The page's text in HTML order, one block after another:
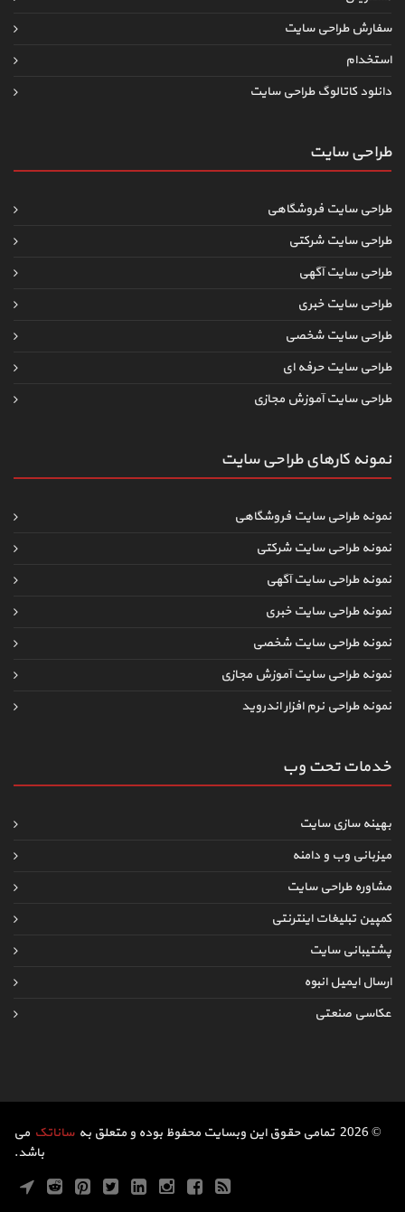
سفارش طراحی سایت
استخدام
دانلود کاتالوگ طراحی سایت
طراحی سایت
طراحی سایت فروشگاهی
طراحی سایت شرکتی
طراحی سایت آگهی
طراحی سایت خبری
طراحی سایت شخصی
طراحی سایت حرفه ای
طراحی سایت آموزش مجازی
نمونه کارهای طراحی سایت
نمونه طراحی سایت فروشگاهی
نمونه طراحی سایت شرکتی
نمونه طراحی سایت آگهی
نمونه طراحی سایت خبری
نمونه طراحی سایت شخصی
نمونه طراحی سایت آموزش مجازی
نمونه طراحی نرم افزار اندروید
خدمات تحت وب
بهینه سازی سایت
میزبانی وب و دامنه
مشاوره طراحی سایت
کمپین تبلیغات اینترنتی
پشتیبانی سایت
ارسال ایمیل انبوه
عکاسی صنعتی
© 2026 تمامی حقوق این وبسایت محفوظ بوده و متعلق به ساناتک می
باشد.